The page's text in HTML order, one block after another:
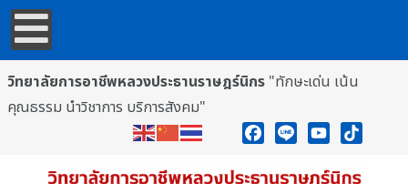
วิทยาลัยการอาชีพหลวงประธานราษฎร์นิกร "ทักษะเด่น เน้น
คุณธรรม นำวิชาการ บริการสังคม"